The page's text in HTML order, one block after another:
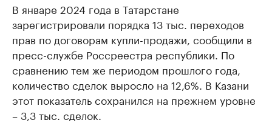
В январе 2024 года в Татарстане
зарегистрировали порядка 13 тыс. переходов
прав по договорам купли-продажи, сообщили в
пресс-службе Россреестра республики. По
сравнению тем же периодом прошлого года,
количество сделок выросло на 12,6%. В Казани
этот показатель сохранился на прежнем уровне
– 3,3 тыс. сделок.